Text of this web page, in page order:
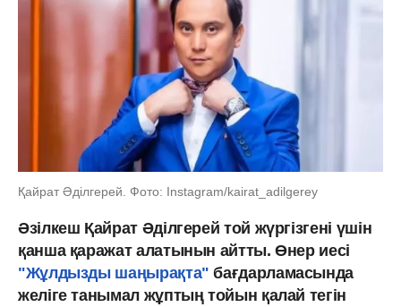
Қайрат Әділгерей. Фото: Instagram/kairat_adilgerey
Әзілкеш Қайрат Әділгерей той жүргізгені үшін
қанша қаражат алатынын айтты. Өнер иесі
"Жұлдызды шаңырақта" бағдарламасында
желіге танымал жұптың тойын қалай тегін